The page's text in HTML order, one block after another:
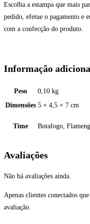
Escolha a estampa que mais
pedido, efetue o pagamento e
com a confecção do produto.
Informação
Peso
0,10 kg
Dimensões 5 × 4,5 × 7 cm
Time Botafogo,
Avaliações
Não há avaliações ainda.
Apenas clientes conectados
avaliação.